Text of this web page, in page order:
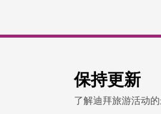
保持更新
了解迪拜旅游活动